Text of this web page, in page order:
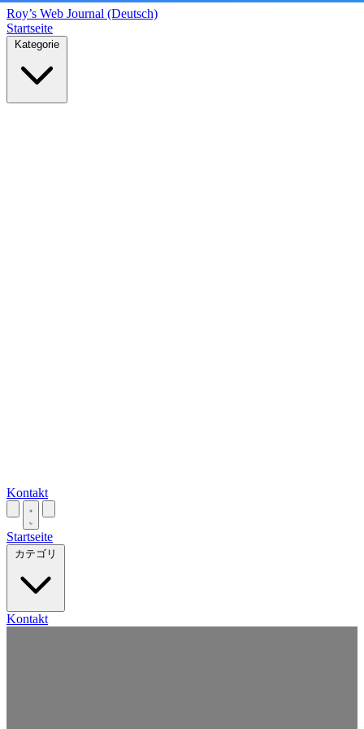
Roy’s Web Journal (Deutsch)
Startseite
Kategorie
Kontakt
Startseite
カテゴリ
Webentwicklung
Kontakt